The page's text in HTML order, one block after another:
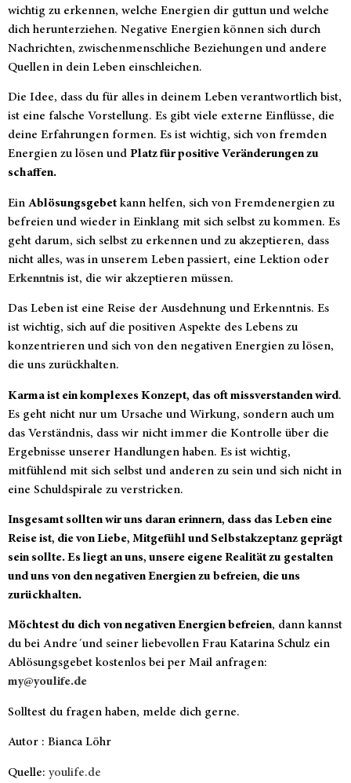
wichtig zu erkennen, welche Energien dir guttun und welche
dich herunterziehen. Negative Energien können sich durch
Nachrichten, zwischenmenschliche Beziehungen und andere
Quellen in dein Leben einschleichen.
Die Idee, dass du für alles in deinem Leben verantwortlich bist,
ist eine falsche Vorstellung. Es gibt viele externe Einflüsse, die
deine Erfahrungen formen. Es ist wichtig, sich von fremden
Energien zu lösen und Platz für positive Veränderungen zu
schaffen.
Ein Ablösungsgebet kann helfen, sich von Fremdenergien zu
befreien und wieder in Einklang mit sich selbst zu kommen. Es
geht darum, sich selbst zu erkennen und zu akzeptieren, dass
nicht alles, was in unserem Leben passiert, eine Lektion oder
Erkenntnis ist, die wir akzeptieren müssen.
Das Leben ist eine Reise der Ausdehnung und Erkenntnis. Es
ist wichtig, sich auf die positiven Aspekte des Lebens zu
konzentrieren und sich von den negativen Energien zu lösen,
die uns zurückhalten.
Karma ist ein komplexes Konzept, das oft missverstanden wird.
Es geht nicht nur um Ursache und Wirkung, sondern auch um
das Verständnis, dass wir nicht immer die Kontrolle über die
Ergebnisse unserer Handlungen haben. Es ist wichtig,
mitfühlend mit sich selbst und anderen zu sein und sich nicht in
eine Schuldspirale zu verstricken.
Insgesamt sollten wir uns daran erinnern, dass das Leben eine
Reise ist, die von Liebe, Mitgefühl und Selbstakzeptanz geprägt
sein sollte. Es liegt an uns, unsere eigene Realität zu gestalten
und uns von den negativen Energien zu befreien, die uns
zurückhalten.
Möchtest du dich von negativen Energien befreien, dann kannst
du bei Andre´und seiner liebevollen Frau Katarina Schulz ein
Ablösungsgebet kostenlos bei per Mail anfragen:
my@youlife.de
Solltest du fragen haben, melde dich gerne.
Autor : Bianca Löhr
Quelle: youlife.de